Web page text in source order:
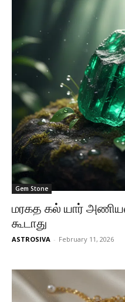
Gem Stone
மரகத கல் யார்
கூடாது
ASTROSIVA - February 11, 2026